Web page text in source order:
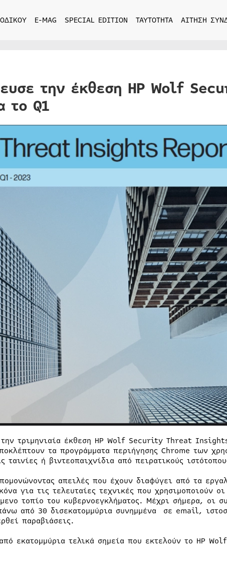
E-MAG SPECIAL EDITION ΤΑΥΤΟΤΗΤΑ ΑΙΤΗΣΗ
την έκθεση HP Wolf
Q1
τριμηνιαία έκθεση HP Wolf Security Threat
τα προγράμματα περιήγησης Chrome των
ταινίες ή βιντεοπαιχνίδια από πειρατικούς
απειλές που έχουν διαφύγει από τα
για τις τελευταίες τεχνικές που χρησιμοποιούν
τοπίο του κυβερνοεγκλήματος. Μέχρι σήμερα, οι
από 30 δισεκατομμύρια συνημμένα σε email,
παραβιάσεις.
εκατομμύρια τελικά σημεία που εκτελούν το HP